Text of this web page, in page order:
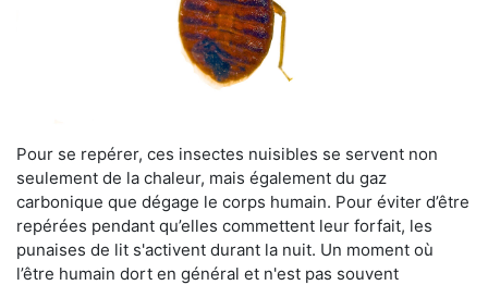
Pour se repérer, ces insectes nuisibles se servent non
seulement de la chaleur, mais également du gaz
carbonique que dégage le corps humain. Pour éviter d’être
repérées pendant qu’elles commettent leur forfait, les
punaises de lit s'activent durant la nuit. Un moment où
l’être humain dort en général et n'est pas souvent